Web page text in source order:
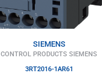
SIEMENS
CONTROL PRODUCTS SIEMENS
3RT2016-1AR61